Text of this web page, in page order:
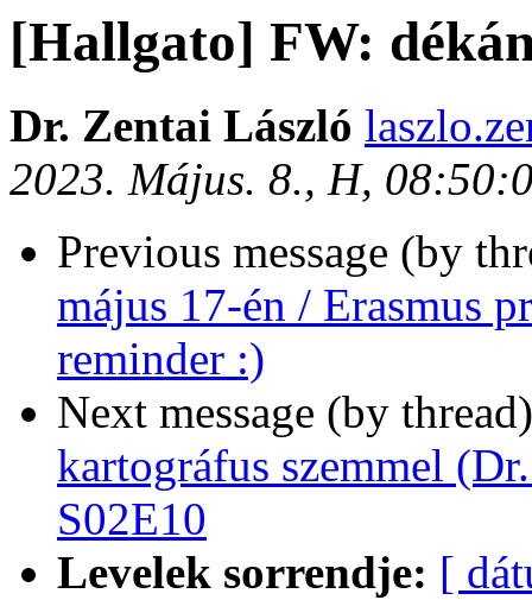
[Hallgato] FW:
Dr. Zentai László
2023. Május. 8., H,
Previous message (by
május 17-én / Erasmus
reminder :)
Next message (by
kartográfus szemmel
S02E10
Levelek sorrendje: [